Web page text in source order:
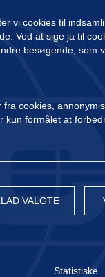
som finder
vi cookies til
Ved at sige ja til
besøgende, som
cookies,
kun formålet at
VALGTE
Statistiske